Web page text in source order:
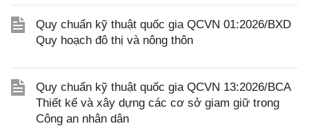
Quy chuẩn kỹ thuật quốc gia QCVN 01:2026/BXD
Quy hoạch đô thị và nông thôn
Quy chuẩn kỹ thuật quốc gia QCVN 13:2026/BCA
Thiết kế và xây dựng các cơ sở giam giữ trong
Công an nhân dân